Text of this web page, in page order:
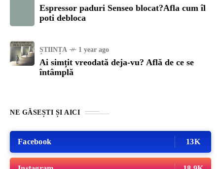
Espressor paduri Senseo blocat?Afla cum îl
poti debloca
ȘTIINȚA 1 year ago
Ai simțit vreodată deja-vu? Află de ce se
întâmplă
NE GĂSEȘTI ȘI AICI
Facebook 13K